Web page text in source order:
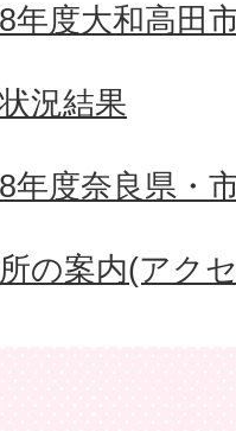
年度大和高田
況結果
年度奈良県・
の案内(アク